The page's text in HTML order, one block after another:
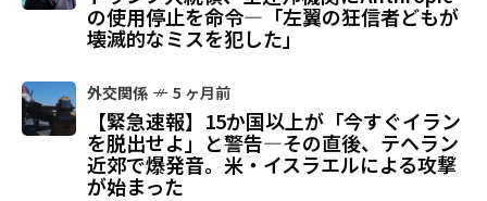
の使用停止を命令—「左翼の狂信者どもが
壊滅的なミスを犯した」
外交関係 5 ヶ月前
【緊急速報】15か国以上が「今すぐイラン
を脱出せよ」と警告—その直後、テヘラン
近郊で爆発音。米・イスラエルによる攻撃
が始まった